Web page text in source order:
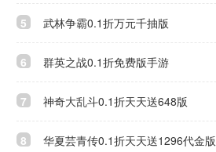
5 武林争霸0.1折万元千抽版
6 群英之战0.1折免费版手游
7 神奇大乱斗0.1折天天送648版
8 华夏芸青传0.1折天天送1296代金版